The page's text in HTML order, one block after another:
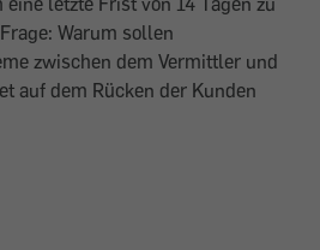
Warum sollen
zwischen dem Vermittler und
auf dem Rücken der Kunden